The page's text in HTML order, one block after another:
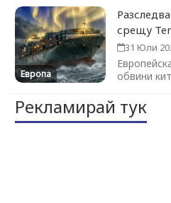
Франция
Европа
срещу
31 Юли
обвини
Рекламирай тук